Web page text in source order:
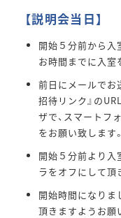
【説明会当日】
開始５分前から入
お時間までに入室
前日にメールでお
招待リンク』の
ザで、スマートフ
をお願い致します。
開始５分前より入
ラをオフにして頂
開始時間になりま
頂きますようお願